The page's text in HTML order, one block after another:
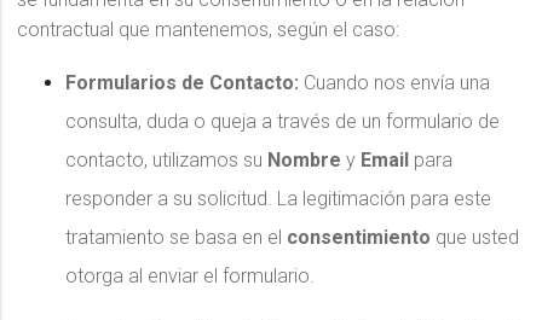
contractual que mantenemos, según el caso:
Formularios de Contacto: Cuando nos envía una
consulta, duda o queja a través de un formulario de
contacto, utilizamos su Nombre y Email para
responder a su solicitud. La legitimación para este
tratamiento se basa en el consentimiento que usted
otorga al enviar el formulario.